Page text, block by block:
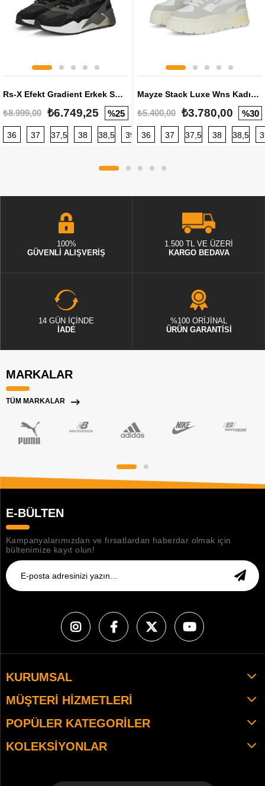
Rs-X Efekt Gradient Erkek Sneaker
₺8.999,00 ₺6.749,25 %25
36 37 37,5 38 38,5 39 40 40,5 41 42 42,5
Mayze Stack Luxe Wns Kadın Sneaker
₺5.400,00 ₺3.780,00 %30
36 37 37,5 38 38,5
100%
GÜVENLİ ALIŞVERİŞ
1.500 TL VE ÜZERİ
KARGO BEDAVA
14 GÜN İÇİNDE
İADE
%100 ORİJİNAL
ÜRÜN GARANTİSİ
MARKALAR
TÜM MARKALAR
E-BÜLTEN
Kampanyalarımızdan ve fırsatlardan haberdar olmak için
bültenimize kayıt olun!
KURUMSAL
MÜŞTERI HIZMETLERI
POPÜLER KATEGORILER
KOLEKSIYONLAR